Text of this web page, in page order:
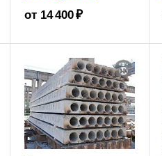
от 14 400 ₽